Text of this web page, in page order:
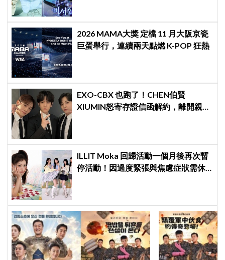
2026 MAMA大獎 定檔 11 月大阪京瓷
巨蛋舉行，連續兩天點燃 K-POP 狂熱
EXO-CBX 也跑了！CHEN伯賢
XIUMIN怒寄存證信函解約，離開親手
ILLIT Moka 回歸活動一個月後再次暫
停活動！因過度緊張與焦慮症狀需休